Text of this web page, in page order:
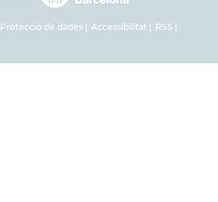
Protecció de dades Accessibilitat
RSS